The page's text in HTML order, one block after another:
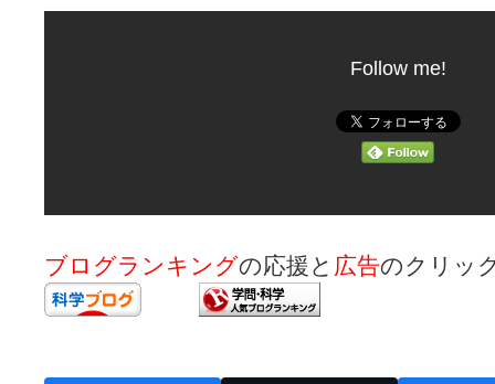
Follow me!
ブログランキングの応援と 広告のクリッ